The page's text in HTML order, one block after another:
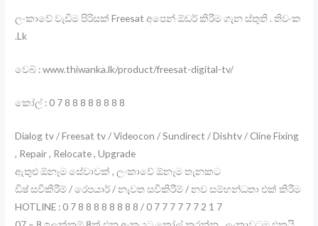
ලංකාවේ වැඩිම පිරිසක් Freesat අපෙන් ඕඩර් කිරීම ගැන ස්තුති . තිවංක
.Lk
වෙබ් : www.thiwanka.lk/product/freesat-digital-tv/
කෝල් : 0 7 8 8 8 8 8 8 8 8
Dialog tv / Freesat tv / Videocon / Sundirect / Dishtv / Cline Fixing
, Repair , Relocate , Upgrade
ඇතුළු ඕනෑම සේවාවක් , ලංකාවේ ඕනෑම තැනකට
ඩිෂ් සවිකිරීම් / රෙපයාර් / නැවත සවිකිරීම් / නව සම්භන්ධතා එක් කිරීම
HOTLINE : 0 7 8 8 8 8 8 8 8 8 / 0 7 7 7 7 7 7 2 1 7